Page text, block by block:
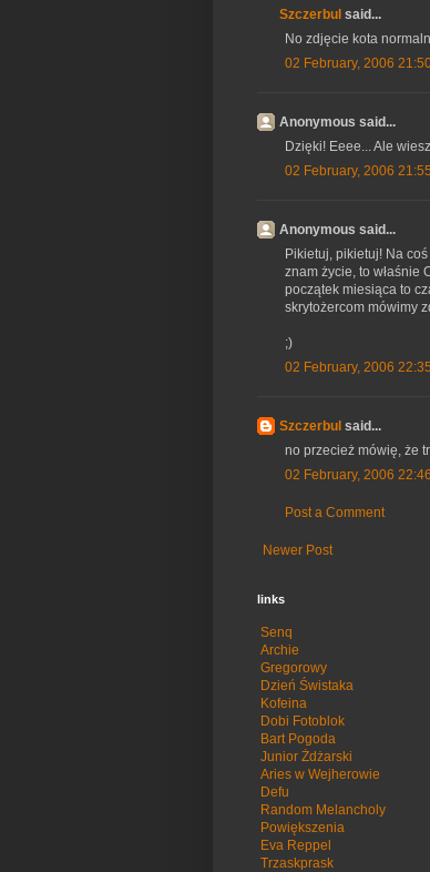
Szczerbul said...
No zdjęcie kota
02 February, 2006
Anonymous said...
Dzięki! Eeee... Ale
02 February, 2006 21:55
Anonymous said...
Pikietuj, pikietuj! Na
znam życie, to właśnie
początek miesiąca to
skrytożercom mówimy
;)
02 February, 2006 22:35
Szczerbul said...
no przecież mówię, że
02 February, 2006 22:46
Post a Comment
Newer Post
links
Senq
Archie
Gregorowy
Dzień Świstaka
Kofeina
Dobi Fotoblok
Bart Pogoda
Junior Żdżarski
Aries w Wejherowie
Defu
Random Melancholy
Powiększenia
Eva Reppel
Trzaskprask